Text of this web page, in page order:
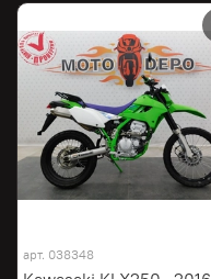
арт. 038348